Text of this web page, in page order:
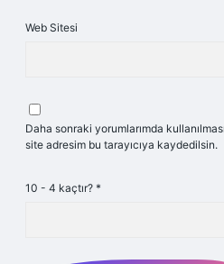
Web Sitesi
Daha sonraki yorumlarımda
site adresim bu tarayıcıya kaydedilsin.
10 - 4 kaçtır? *